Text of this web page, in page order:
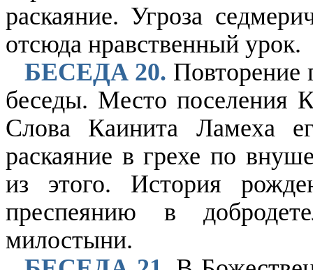
раскаяние. Угроза
отсюда нравственный урок.
БЕСЕДА 20.
беседы. Место поселения
Слова Каинита Ламеха
раскаяние в грехе по
из этого. История
преспеянию в
милостыни.